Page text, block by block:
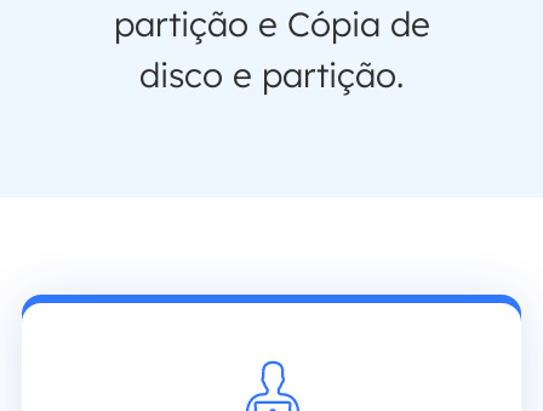
partição e Cópia de
disco e partição.